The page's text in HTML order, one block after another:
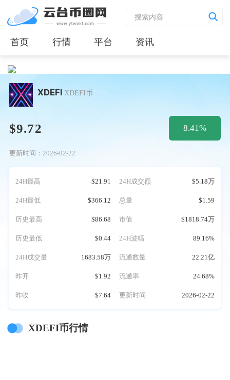
首页 行情 平台 资讯
XDEFI XDEFI币
$9.72 8.41%
更新时间：2026-02-22
24H最高 $21.91 24H成交额 $5.18万
24H最低 $366.12 总量 $1.59
历史最高 $86.68 市值 $1818.74万
历史最低 $0.44 24H波幅 89.16%
24H成交量 1683.58万 流通数量 22.21亿
昨开 $1.92 流通率 24.68%
昨收 $7.64 更新时间 2026-02-22
XDEFI币行情